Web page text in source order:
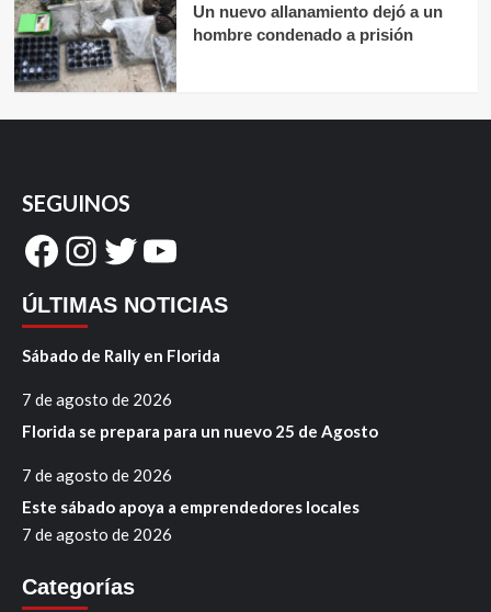
Un nuevo allanamiento dejó a un
hombre condenado a prisión
SEGUINOS
Facebook
Instagram
Twitter
YouTube
ÚLTIMAS NOTICIAS
Sábado de Rally en Florida
7 de agosto de 2026
Florida se prepara para un nuevo 25 de Agosto
7 de agosto de 2026
Este sábado apoya a emprendedores locales
7 de agosto de 2026
Categorías